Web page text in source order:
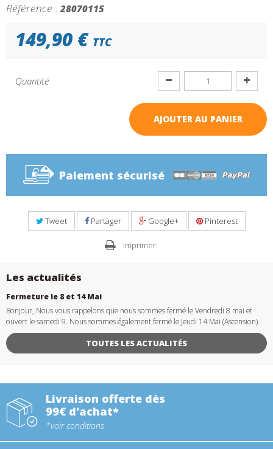
Référence : 28070115
149,90 € TTC
Quantité
AJOUTER AU PANIER
Paiement sécurisé
Tweet Partager Google+ Pinterest
Imprimer
Les actualités
Fermeture le 8 et 14 Mai
Bonjour, Nous vous rappelons que nous sommes fermé le Vendredi 8 mai et
ouvert le samedi 9. Nous sommes également fermé le Jeudi 14 Mai (Ascension).
TOUTES LES ACTUALITÉS
Livraison offerte dès
99€ d'achat*
*voir conditions